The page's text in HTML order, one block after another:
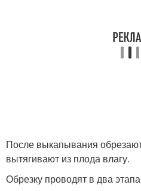
После выкапывания обрезают
вытягивают из плода влагу.
Обрезку проводят в два